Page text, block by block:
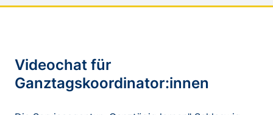
Videochat für
Ganztagskoordinator:innen